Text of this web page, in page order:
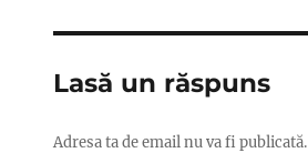
Lasă un răspuns
Adresa ta de email nu va fi publicată.